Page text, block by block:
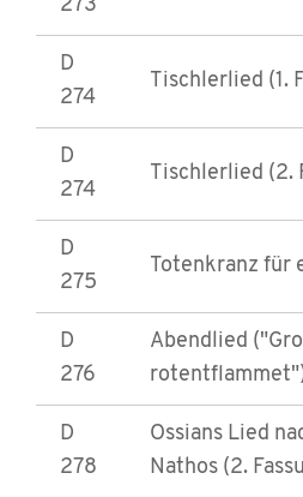
273
D
274
Tischlerlied (1.
D
274
Tischlerlied (2.
D
275
Totenkranz für
D
276
Abendlied
D
278
Ossians Lied
Nathos (2.